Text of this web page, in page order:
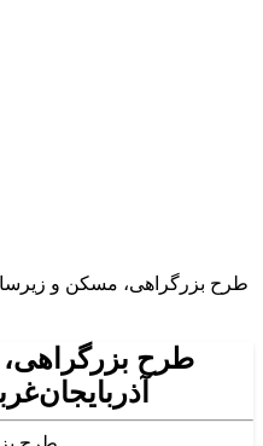
طرح بزرگراهی، مسکن و
طرح